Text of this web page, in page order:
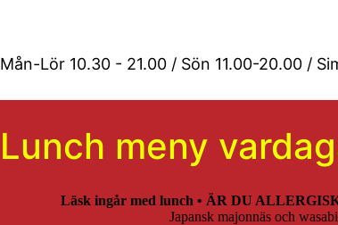
Mån-Lör 10.30 - 21.00 / Sön 11.00-20.00 /
Lunch meny
Läsk ingår med lunch • ÄR DU
Japansk majonnäs och